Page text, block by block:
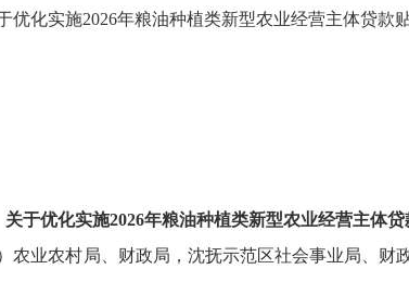
优化实施2026年粮油种植类新型农业经营主体贷款
关于优化实施2026年粮油种植类新型农业经营主体
农业农村局、财政局，沈抚示范区社会事业局、财